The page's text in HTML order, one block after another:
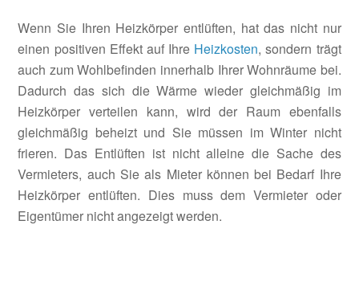
Wenn Sie Ihren Heizkörper entlüften, hat das nicht nur
einen positiven Effekt auf Ihre Heizkosten, sondern trägt
auch zum Wohlbefinden innerhalb Ihrer Wohnräume bei.
Dadurch das sich die Wärme wieder gleichmäßig im
Heizkörper verteilen kann, wird der Raum ebenfalls
gleichmäßig beheizt und Sie müssen im Winter nicht
frieren. Das Entlüften ist nicht alleine die Sache des
Vermieters, auch Sie als Mieter können bei Bedarf Ihre
Heizkörper entlüften. Dies muss dem Vermieter oder
Eigentümer nicht angezeigt werden.